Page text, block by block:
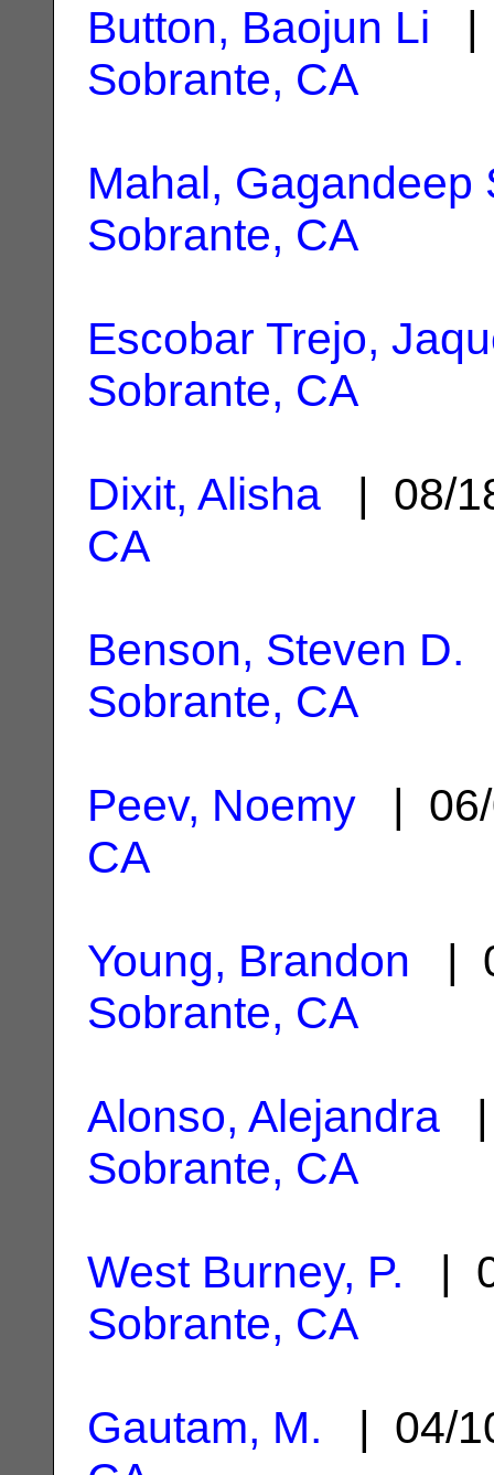
Button, Baojun Li |
Sobrante, CA
Mahal, Gagandeep
Sobrante, CA
Escobar Trejo,
Sobrante, CA
Dixit, Alisha | 08/
CA
Benson, Steven D.
Sobrante, CA
Peev, Noemy |
CA
Young, Brandon |
Sobrante, CA
Alonso, Alejandra |
Sobrante, CA
West Burney, P. |
Sobrante, CA
Gautam, M. | 04/